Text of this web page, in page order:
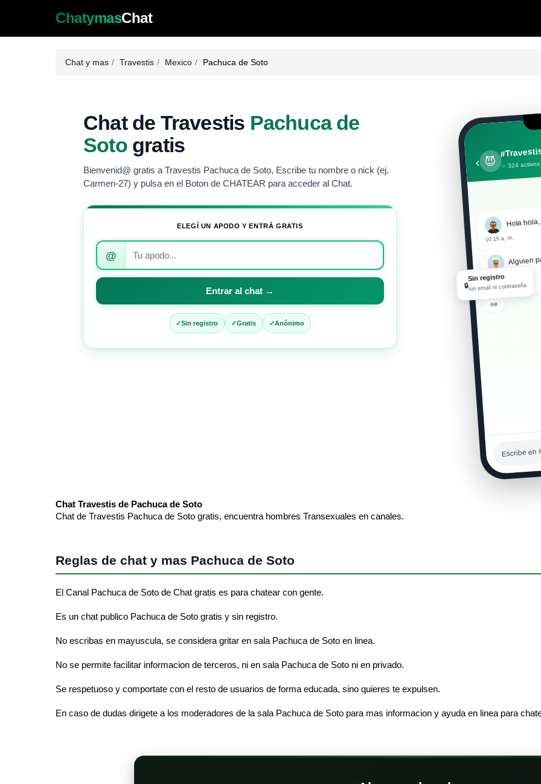
ChatymasChat
Chat y mas Travestis Mexico Pachuca de Soto
Chat de Travestis Pachuca de
Sotogratis
Bienvenid@ gratis a Travestis Pachuca de Soto, Escribe tu nombre o nick (ej.
Carmen-27) y pulsa en el Boton de CHATEAR para acceder al Chat.
ELEGÍ UN APODO Y ENTRÁ GRATIS
Introduce
apodo
para
al
@
Entrar al chat →
Sin registro Gratis Anónimo
‹ 😈 324
Hola
10:15 a. m.
Alguien
🎵
10:15 a. m.
Escribe en
🔒
Sin registro
sin email ni contraseña
Chat Travestis de Pachuca de Soto
Chat de Travestis Pachuca de Soto gratis, encuentra hombres Transexuales en canales.
Reglas de chat y mas Pachuca de Soto
El Canal Pachuca de Soto de Chat gratis es para chatear con gente.
Es un chat publico Pachuca de Soto gratis y sin registro.
No escribas en mayuscula, se considera gritar en sala Pachuca de Soto en linea.
No se permite facilitar informacion de terceros, ni en sala Pachuca de Soto ni en privado.
Se respetuoso y comportate con el resto de usuarios de forma educada, sino quieres te expulsen.
En caso de dudas dirigete a los moderadores de la sala Pachuca de Soto para mas informacion y ayuda en linea para